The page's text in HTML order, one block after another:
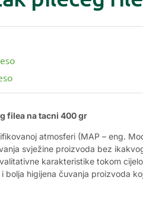
filea na tacni 400 gr
atmosferi (MAP – eng.
svježine proizvoda bez
karakteristike tokom
bolja higijena čuvanja proizvoda